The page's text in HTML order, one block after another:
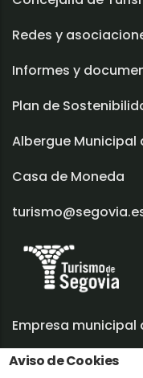
Aviso de Cookies
Redes y
Informes y
Plan de
Albergue Municipal
Casa de Moneda
Empresa municipal
Trabaja con